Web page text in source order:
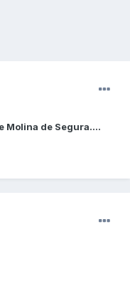
Molina de Segura....